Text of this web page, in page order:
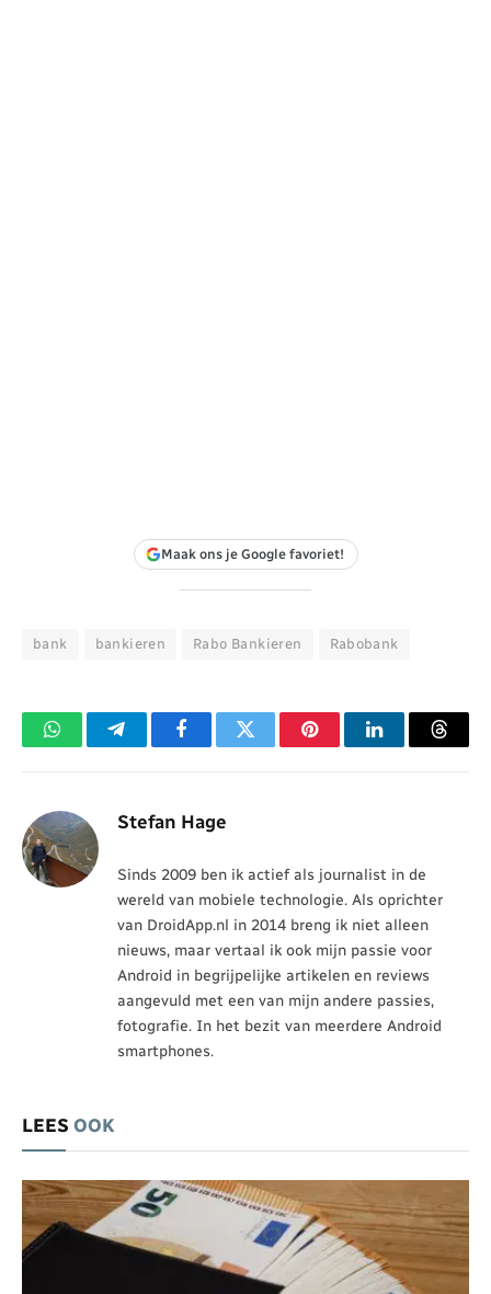
Maak ons je Google favoriet!
bank bankieren Rabo Bankieren Rabobank
WhatsAppTelegramFacebookTwitter PinterestLinkedIn
Stefan Hage
Sinds 2009 ben ik actief als journalist in de
wereld van mobiele technologie. Als oprichter
van DroidApp.nl in 2014 breng ik niet alleen
nieuws, maar vertaal ik ook mijn passie voor
Android in begrijpelijke artikelen en reviews
aangevuld met een van mijn andere passies,
fotografie. In het bezit van meerdere Android
smartphones.
LEES OOK